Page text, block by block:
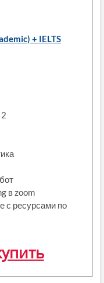
+ IELTS
в zoom
с ресурсами по